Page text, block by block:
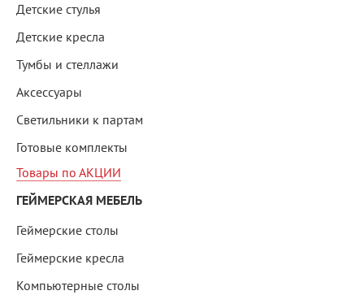
Детские стулья
Детские кресла
Тумбы и стеллажи
Аксессуары
Светильники к партам
Готовые комплекты
Товары по АКЦИИ
ГЕЙМЕРСКАЯ МЕБЕЛЬ
Геймерские столы
Геймерские кресла
Компьютерные столы